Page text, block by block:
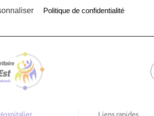
Politique de confidentialité